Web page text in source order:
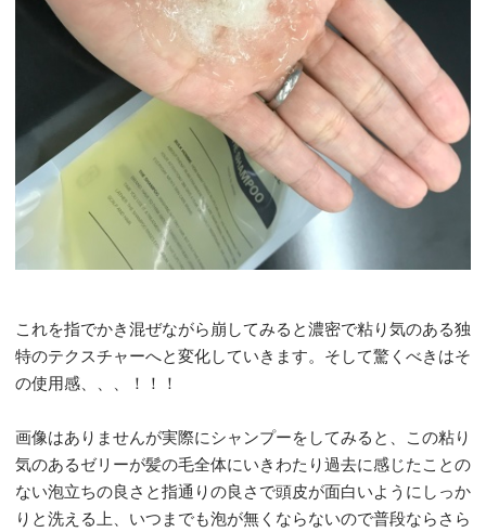
これを指でかき混ぜながら崩してみると濃密で粘り気のある独
特のテクスチャーへと変化していきます。そして驚くべきはそ
の使用感、、、！！！
画像はありませんが実際にシャンプーをしてみると、この粘り
気のあるゼリーが髪の毛全体にいきわたり過去に感じたことの
ない泡立ちの良さと指通りの良さで頭皮が面白いようにしっか
りと洗える上、いつまでも泡が無くならないので普段ならさら